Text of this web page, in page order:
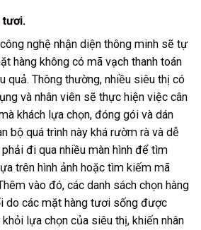
tươi.
nghệ nhận diện thông minh sẽ tự
hàng không có mã vạch thanh toán
quả. Thông thường, nhiều siêu thị có
và nhân viên sẽ thực hiện việc cân
khách lựa chọn, đóng gói và dán
bộ quá trình này khá rườm rà và dễ
đi qua nhiều màn hình để tìm
trên hình ảnh hoặc tìm kiếm mã
vào đó, các danh sách chọn hàng
do các mặt hàng tươi sống được
lựa chọn của siêu thị, khiến nhân